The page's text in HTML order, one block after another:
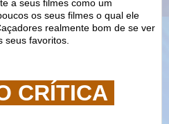
a seus filmes como um
os seus filmes o qual ele
realmente bom de se ver
seus favoritos.
CRÍTICA